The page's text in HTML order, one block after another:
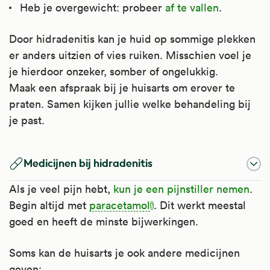
Heb je overgewicht: probeer af te vallen.
Door hidradenitis kan je huid op sommige plekken
er anders uitzien of vies ruiken. Misschien voel je
je hierdoor onzeker, somber of ongelukkig.
Maak een afspraak bij je huisarts om erover te
praten. Samen kijken jullie welke behandeling bij
je past.
Medicijnen bij hidradenitis
Als je veel pijn hebt, kun je een pijnstiller nemen.
Begin altijd met paracetamol . Dit werkt meestal
goed en heeft de minste bijwerkingen.
Soms kan de huisarts je ook andere medicijnen